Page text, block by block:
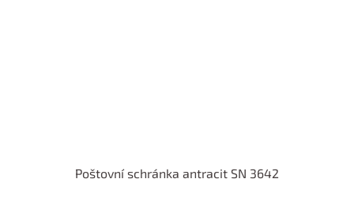
Poštovní schránka antracit SN 3642